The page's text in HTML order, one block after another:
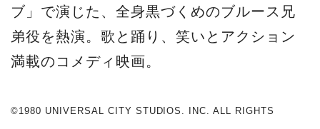
ブ」で演じた、全身黒づくめのブルース兄
弟役を熱演。歌と踊り、笑いとアクション
満載のコメディ映画。
©1980 UNIVERSAL CITY STUDIOS. INC. ALL RIGHTS